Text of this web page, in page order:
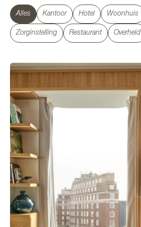
Alles Kantoor Hotel Woonhuis
Zorginstelling Restaurant Overheid